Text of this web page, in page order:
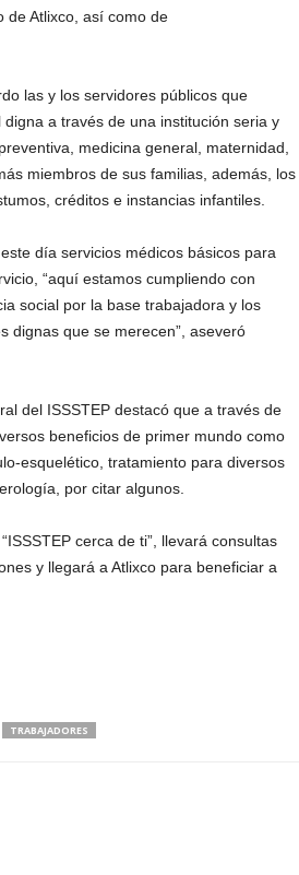
de Atlixco, así como de
las y los servidores públicos que
a través de una institución seria y
medicina general, maternidad,
miembros de sus familias, además, los
créditos e instancias infantiles.
día servicios médicos básicos para
“aquí estamos cumpliendo con
social por la base trabajadora y los
dignas que se merecen”, aseveró
del ISSSTEP destacó que a través de
beneficios de primer mundo como
esquelético, tratamiento para diversos
por citar algunos.
cerca de ti”, llevará consultas
y llegará a Atlixco para beneficiar a
TRABAJADORES